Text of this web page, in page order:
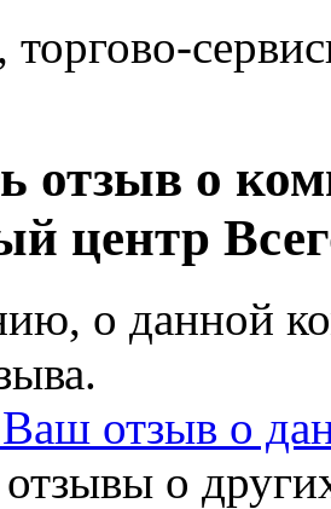
торгово-
отзыв о
центр
о данной
отзыв о
о